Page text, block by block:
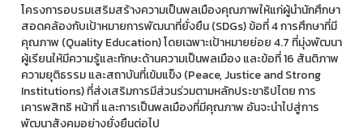
โครงการอบรมเสริมสร้างความเป็นพลเมืองคุณภาพให้แก่ผู้นำนักศึกษา
สอดคล้องกับเป้าหมายการพัฒนาที่ยั่งยืน (SDGs) ข้อที่ 4 การศึกษาที่มี
คุณภาพ (Quality Education) โดยเฉพาะเป้าหมายย่อย 4.7 ที่มุ่งพัฒนา
ผู้เรียนให้มีความรู้และทักษะด้านความเป็นพลเมือง และข้อที่ 16 สันติภาพ
ความยุติธรรม และสถาบันที่เข้มแข็ง (Peace, Justice and Strong
Institutions) ที่ส่งเสริมการมีส่วนร่วมตามหลักประชาธิปไตย การ
เคารพสิทธิ หน้าที่ และการเป็นพลเมืองที่มีคุณภาพ อันจะนำไปสู่การ
พัฒนาสังคมอย่างยั่งยืนต่อไป